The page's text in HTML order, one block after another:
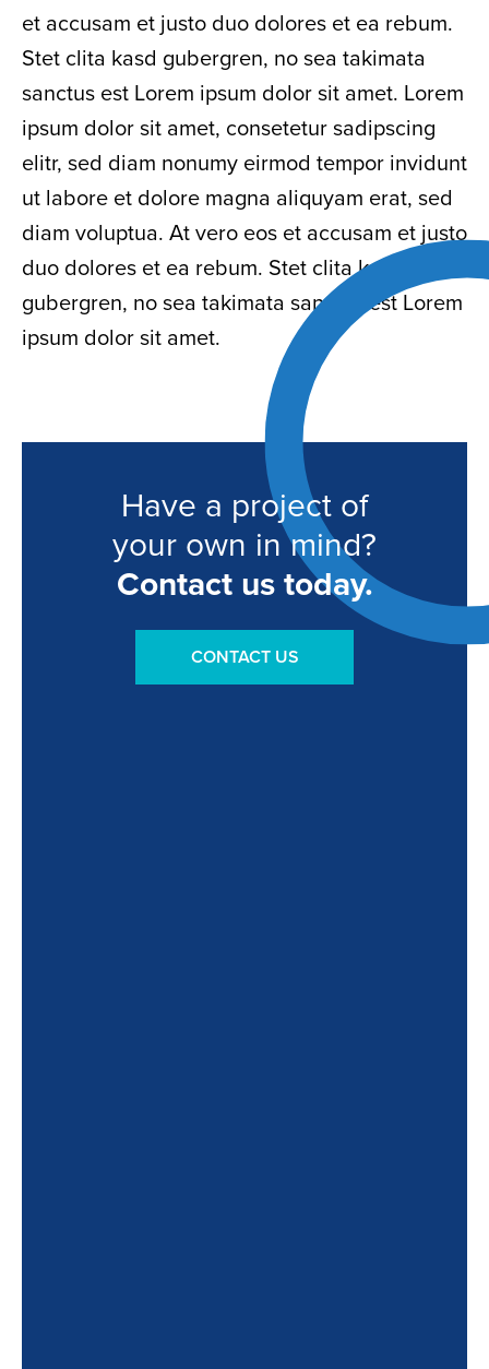
et accusam et justo duo dolores et ea rebum.
Stet clita kasd gubergren, no sea takimata
sanctus est Lorem ipsum dolor sit amet. Lorem
ipsum dolor sit amet, consetetur sadipscing
elitr, sed diam nonumy eirmod tempor invidunt
ut labore et dolore magna aliquyam erat, sed
diam voluptua. At vero eos et accusam et justo
duo dolores et ea rebum. Stet clita kasd
gubergren, no sea takimata sanctus est Lorem
ipsum dolor sit amet.
Have a project of
your own in mind?
Contact us today.
CONTACT US